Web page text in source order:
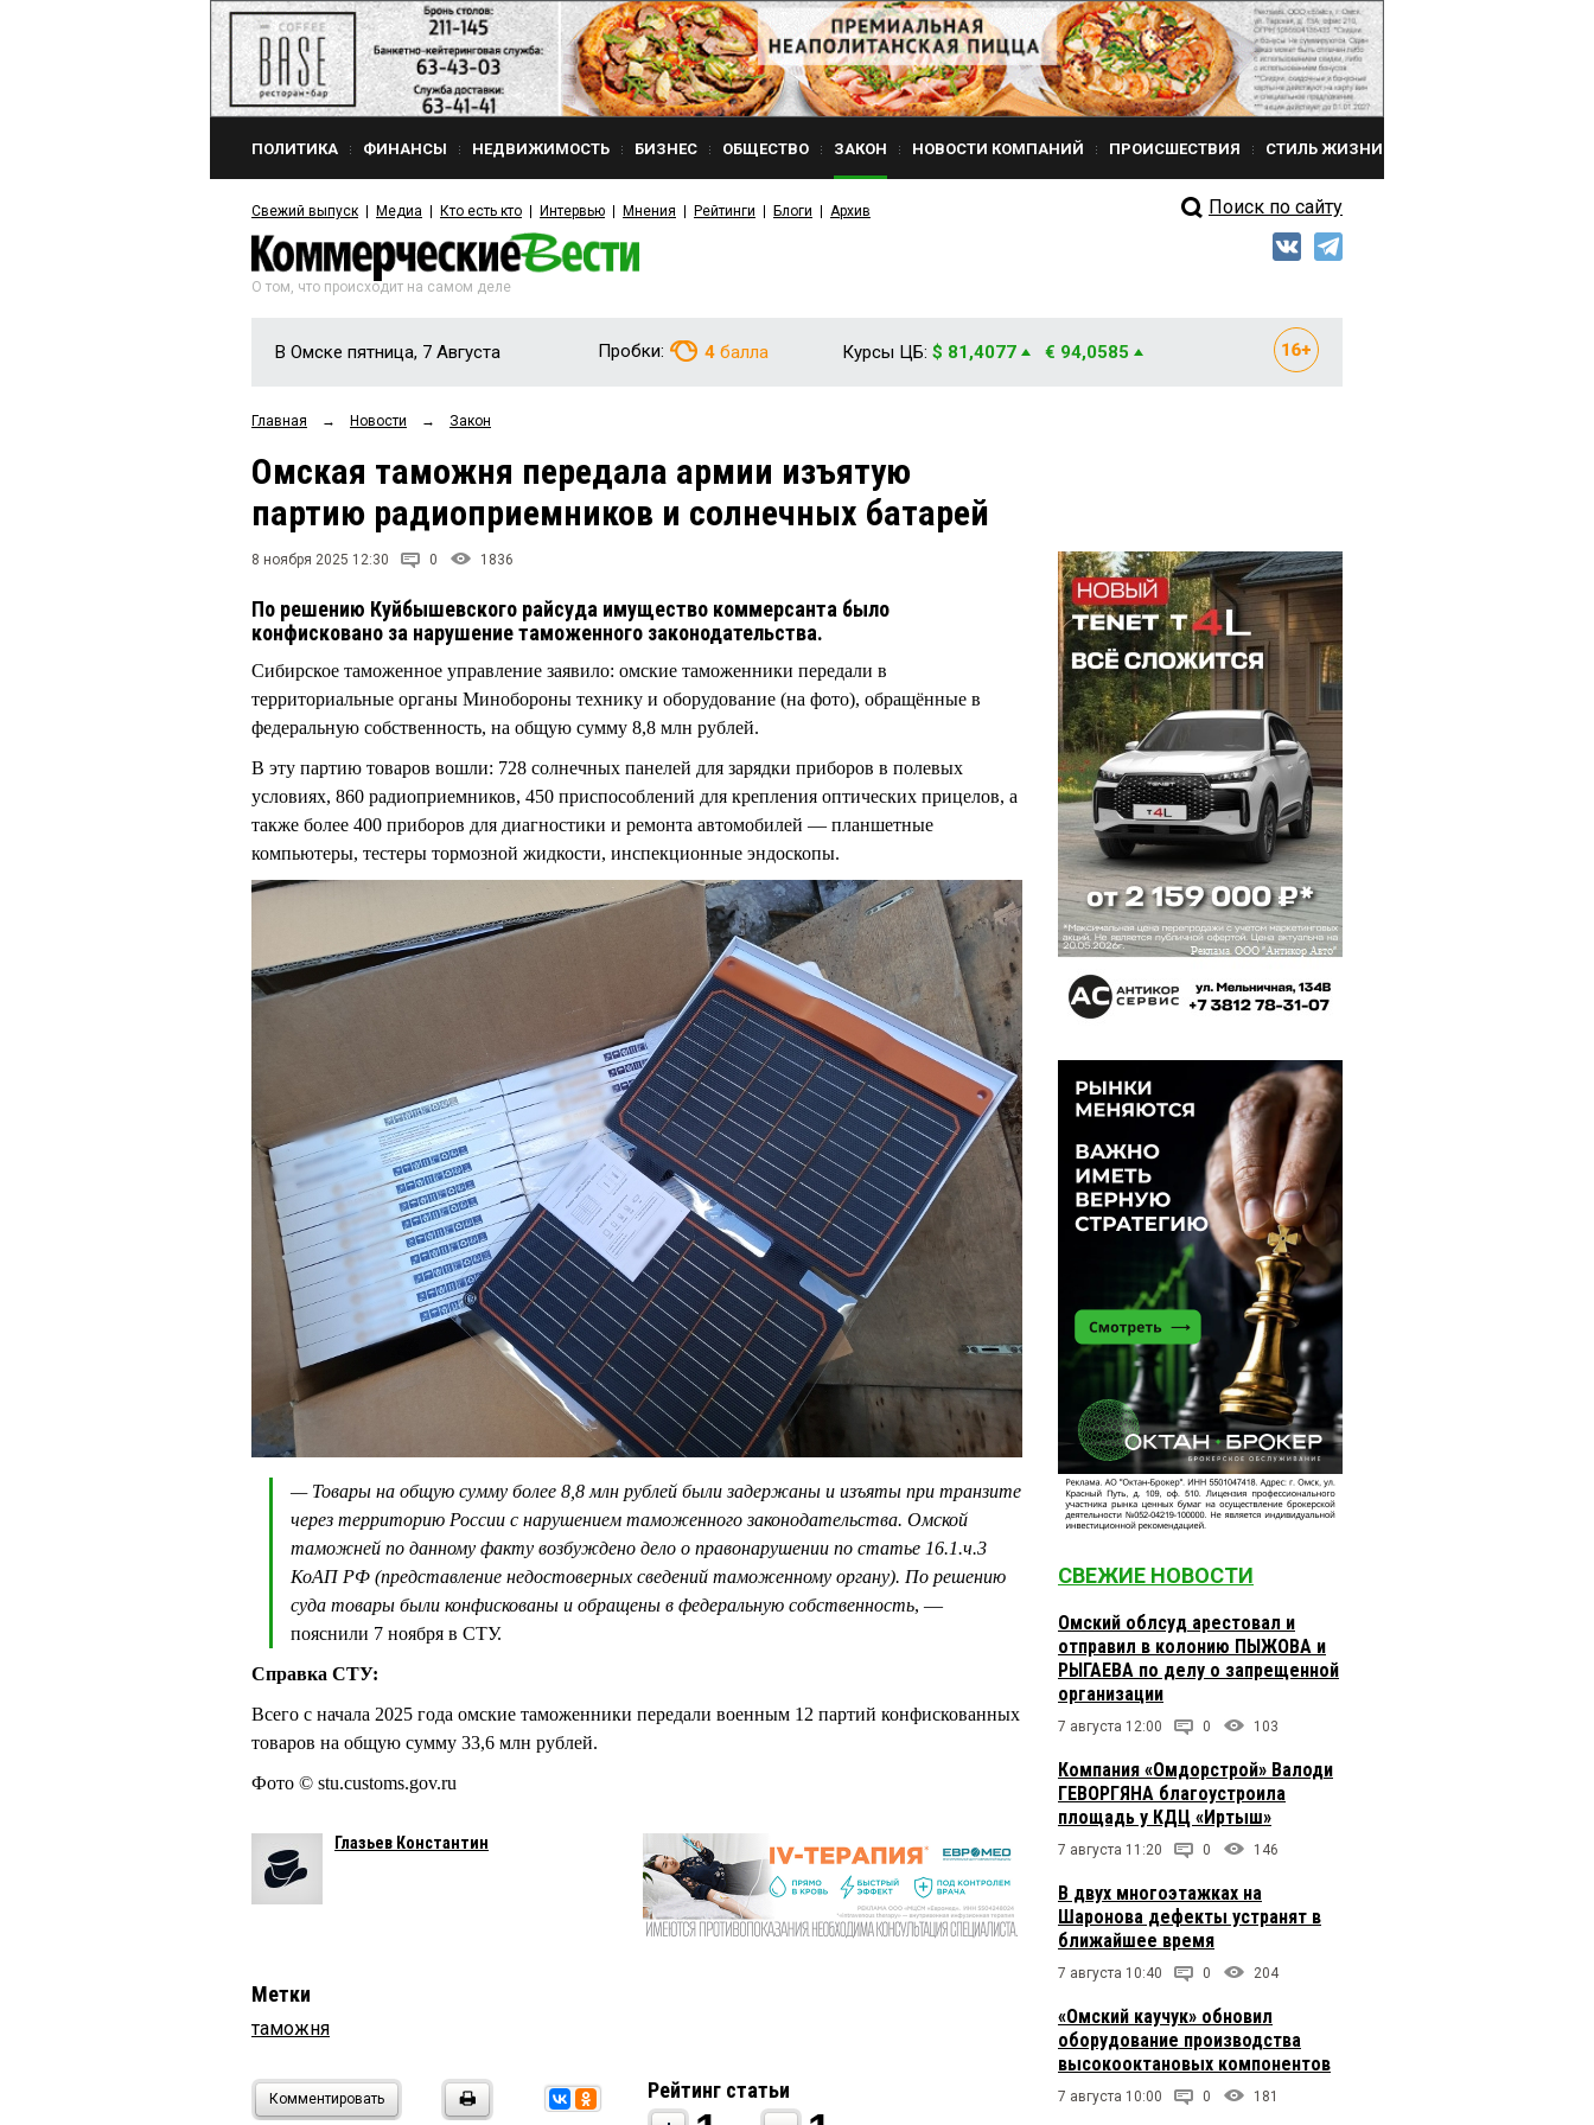
ПОЛИТИКА ФИНАНСЫ НЕДВИЖИМОСТЬ БИЗНЕС ОБЩЕСТВО ЗАКОН НОВОСТИ КОМПАНИЙ ПРОИСШЕСТВИЯ СТИЛЬ ЖИЗНИ
Свежий выпуск Медиа Кто есть кто Интервью Мнения Рейтинги Блоги Архив Поиск по сайту
О том, что происходит на самом деле
В Омске пятница, 7 Августа Пробки: 4 балла Курсы ЦБ: $ 81,4077 € 94,0585
Главная → Новости → Закон
Омская таможня передала армии изъятую
партию радиоприемников и солнечных батарей
8 ноября 2025 12:30 0 1836
По решению Куйбышевского райсуда имущество коммерсанта было
конфисковано за нарушение таможенного законодательства.
Сибирское таможенное управление заявило: омские таможенники передали в
территориальные органы Минобороны технику и оборудование (на фото), обращённые в
федеральную собственность, на общую сумму 8,8 млн рублей.
В эту партию товаров вошли: 728 солнечных панелей для зарядки приборов в полевых
условиях, 860 радиоприемников, 450 приспособлений для крепления оптических прицелов, а
также более 400 приборов для диагностики и ремонта автомобилей — планшетные
компьютеры, тестеры тормозной жидкости, инспекционные эндоскопы.
— Товары на общую сумму более 8,8 млн рублей были задержаны и изъяты при транзите
через территорию России с нарушением таможенного законодательства. Омской
таможней по данному факту возбуждено дело о правонарушении по статье 16.1.ч.3
КоАП РФ (представление недостоверных сведений таможенному органу). По решению
суда товары были конфискованы и обращены в федеральную собственность, —
пояснили 7 ноября в СТУ.
Справка СТУ:
Всего с начала 2025 года омские таможенники передали военным 12 партий конфискованных
товаров на общую сумму 33,6 млн рублей.
Фото © stu.customs.gov.ru
Глазьев Константин
Метки
таможня
Комментировать Рейтинг статьи
СВЕЖИЕ НОВОСТИ
Омский облсуд арестовал и
отправил в колонию ПЫЖОВА и
РЫГАЕВА по делу о запрещенной
организации
7 августа 12:00 0 103
Компания «Омдорстрой» Валоди
ГЕВОРГЯНА благоустроила
площадь у КДЦ «Иртыш»
7 августа 11:20 0 146
В двух многоэтажках на
Шаронова дефекты устранят в
ближайшее время
7 августа 10:40 0 204
«Омский каучук» обновил
оборудование производства
высокооктановых компонентов
7 августа 10:00 0 181